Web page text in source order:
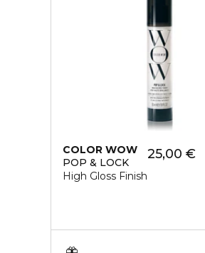
COLOR WOW
POP & LOCK
High Gloss Finish
25,00 €